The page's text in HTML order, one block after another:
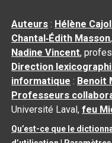
Auteurs : Hélène
Chantal‑Édith Masson
Nadine Vincent,
Direction
informatique : Benoit
Professeurs
Université Laval,feu
Qu’est-ce que le